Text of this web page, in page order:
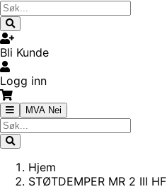
Bli Kunde
Logg inn
MVA Nei
Hjem
STØTDEMPER MR 2 III HF